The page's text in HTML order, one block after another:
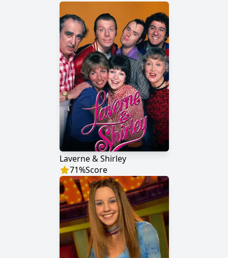
Laverne & Shirley
71%Score